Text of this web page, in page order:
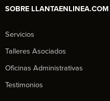
SOBRE LLANTAENLINEA.COM
Servicios
Talleres Asociados
Oficinas Administrativas
Testimonios